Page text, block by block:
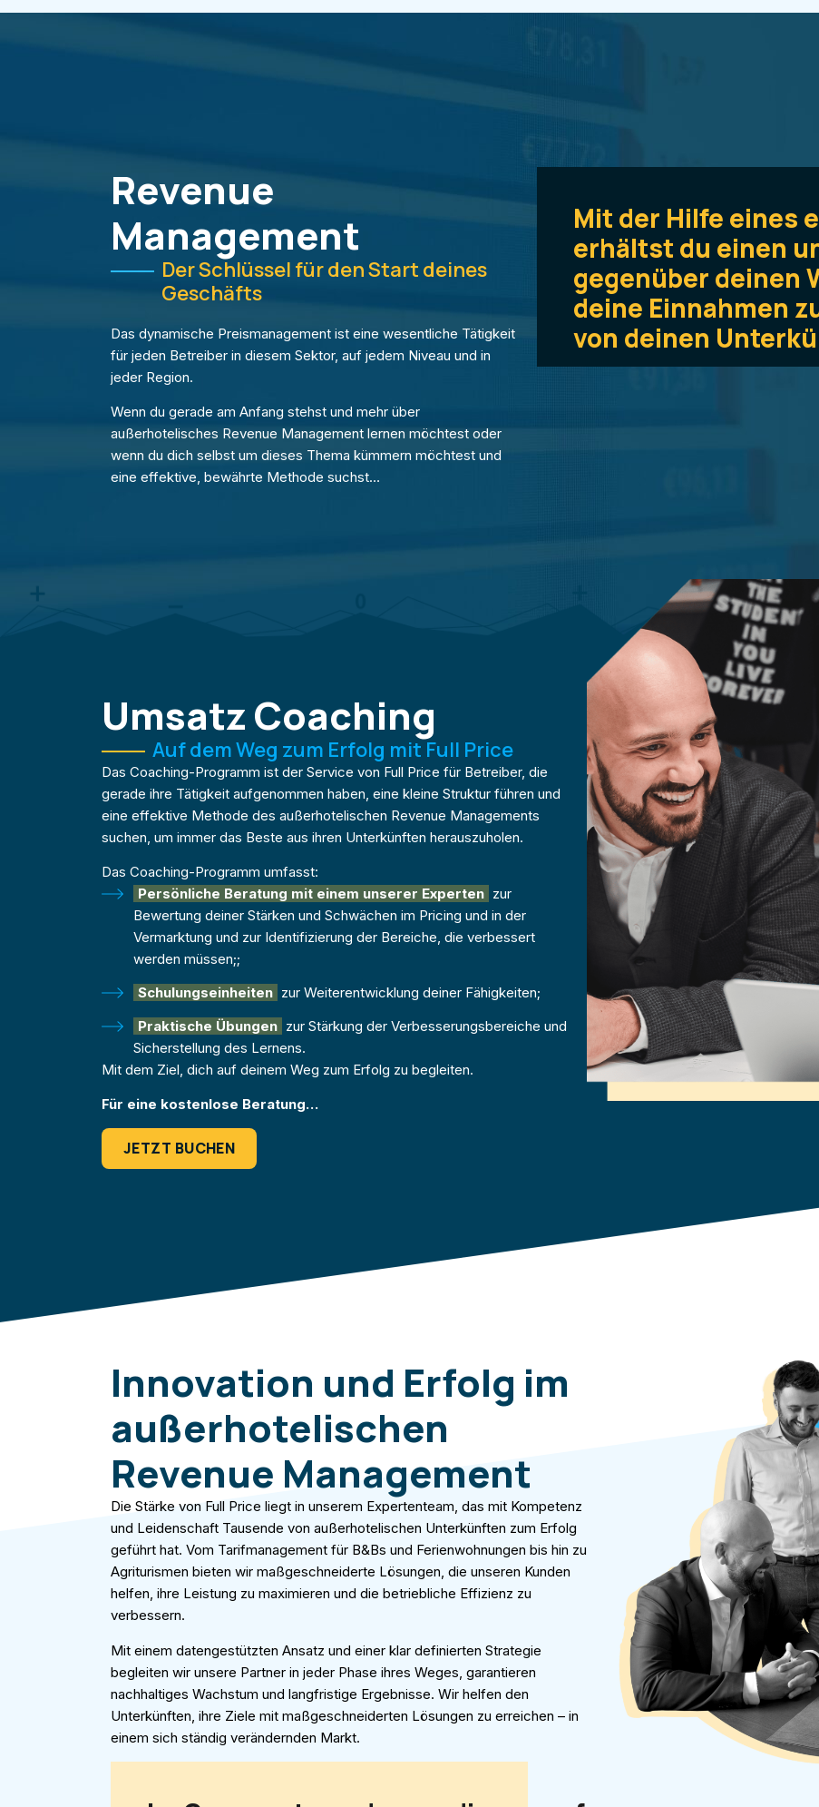
Revenue
Management
Der Schlüssel für den Start deines
Geschäfts
Das dynamische Preismanagement ist eine wesentliche Tätigkeit
für jeden Betreiber in diesem Sektor, auf jedem Niveau und in
jeder Region.
Wenn du gerade am Anfang stehst und mehr über
außerhotelisches Revenue Management lernen möchtest oder
wenn du dich selbst um dieses Thema kümmern möchtest und
eine effektive, bewährte Methode suchst…
Mit der Hilfe eines
erhältst du einen
gegenüber deinen
deine Einnahmen
von deinen
Umsatz Coaching
Auf dem Weg zum Erfolg mit Full Price
Das Coaching-Programm ist der Service von Full Price für Betreiber, die
gerade ihre Tätigkeit aufgenommen haben, eine kleine Struktur führen und
eine effektive Methode des außerhotelischen Revenue Managements
suchen, um immer das Beste aus ihren Unterkünften herauszuholen.
Das Coaching-Programm umfasst:
Persönliche Beratung mit einem unserer Experten zur
Bewertung deiner Stärken und Schwächen im Pricing und in der
Vermarktung und zur Identifizierung der Bereiche, die verbessert
werden müssen;;
Schulungseinheiten zur Weiterentwicklung deiner Fähigkeiten;
Praktische Übungen zur Stärkung der Verbesserungsbereiche und
Sicherstellung des Lernens.
Mit dem Ziel, dich auf deinem Weg zum Erfolg zu begleiten.
Für eine kostenlose Beratung…
JETZT BUCHEN
Innovation und Erfolg im
außerhotelischen
Revenue Management
Die Stärke von Full Price liegt in unserem Expertenteam, das mit Kompetenz
und Leidenschaft Tausende von außerhotelischen Unterkünften zum Erfolg
geführt hat. Vom Tarifmanagement für B&Bs und Ferienwohnungen bis hin zu
Agriturismen bieten wir maßgeschneiderte Lösungen, die unseren Kunden
helfen, ihre Leistung zu maximieren und die betriebliche Effizienz zu
verbessern.
Mit einem datengestützten Ansatz und einer klar definierten Strategie
begleiten wir unsere Partner in jeder Phase ihres Weges, garantieren
nachhaltiges Wachstum und langfristige Ergebnisse. Wir helfen den
Unterkünften, ihre Ziele mit maßgeschneiderten Lösungen zu erreichen – in
einem sich ständig verändernden Markt.